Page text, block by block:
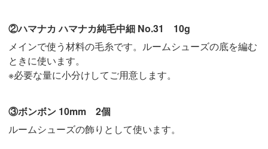
②ハマナカ ハマナカ純毛中細 No.31 10g
メインで使う材料の毛糸です。ルームシューズの底を編む
ときに使います。
※必要な量に小分けしてご用意します。
③ボンボン 10mm 2個
ルームシューズの飾りとして使います。